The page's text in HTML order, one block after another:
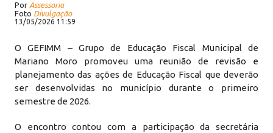
Por Assessoria
Foto Divulgação
13/05/2026 11:59
O GEFIMM – Grupo de Educação Fiscal Municipal de
Mariano Moro promoveu uma reunião de revisão e
planejamento das ações de Educação Fiscal que deverão
ser desenvolvidas no município durante o primeiro
semestre de 2026.
O encontro contou com a participação da secretária